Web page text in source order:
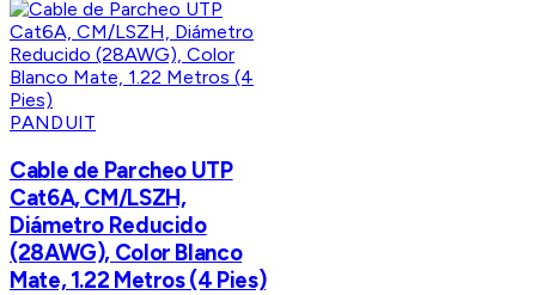
PANDUIT
Cable de Parcheo UTP
Cat6A, CM/LSZH,
Diámetro Reducido
(28AWG), Color Blanco
Mate, 1.22 Metros (4 Pies)